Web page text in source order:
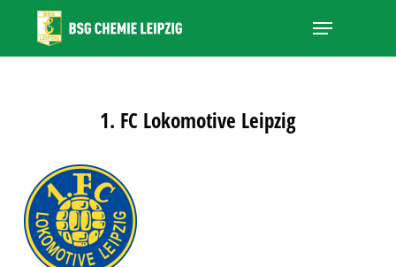
main
Menu
1. FC Lokomotive Leipzig
Close